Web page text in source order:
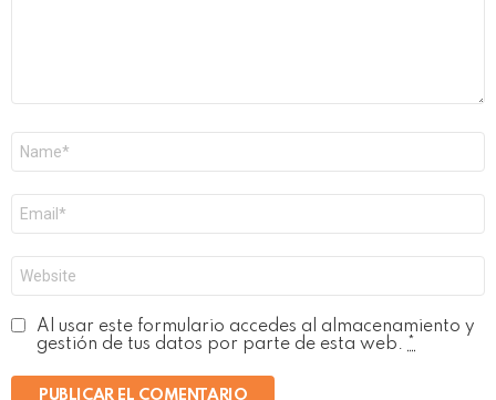
electrónico
*
Al usar este formulario accedes al almacenamiento y
gestión de tus datos por parte de esta web.